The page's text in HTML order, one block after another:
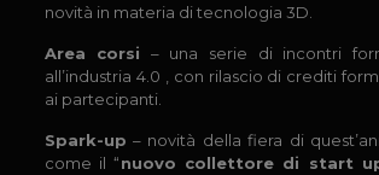
novità in materia di tecnologia 3D.
Area corsi – una serie di incontri
all’industria 4.0 , con rilascio di crediti
ai partecipanti.
Spark-up – novità della fiera di
come il “nuovo collettore di start